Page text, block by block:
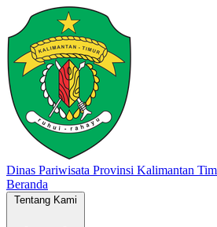
Dinas Pariwisata Provinsi Kalimantan
Beranda
Tentang Kami